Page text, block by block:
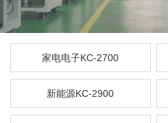
家电电子KC-2700
新能源KC-2900